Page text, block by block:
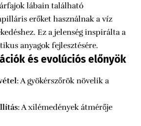
lábain található
erőket használnak a víz
Ez a jelenség inspirálta a
anyagok fejlesztésére.
és evolúciós előnyök
: A gyökérszőrök növelik a
: A xilémedények átmérője